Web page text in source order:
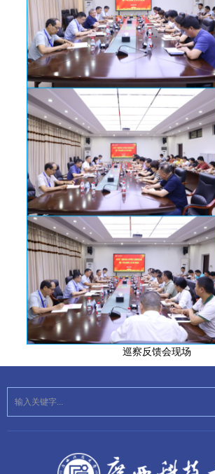
巡察反馈会现场